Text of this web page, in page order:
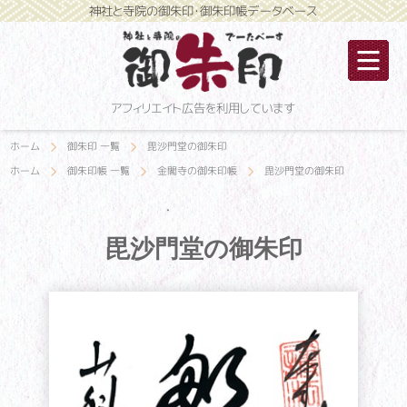
神社と寺院の御朱印・御朱印帳データベース
アフィリエイト広告を利用しています
ホーム 御朱印 一覧
毘沙門堂の御朱印
ホーム
御朱印帳 一覧 金閣寺の御朱印帳 毘沙門堂の御朱印
毘沙門堂の御朱印